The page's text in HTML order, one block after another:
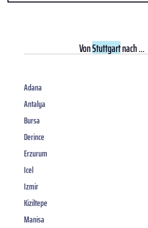
VonStuttgartnach ...
Adana
Antalya
Bursa
Derince
Erzurum
Icel
Izmir
Kiziltepe
Manisa